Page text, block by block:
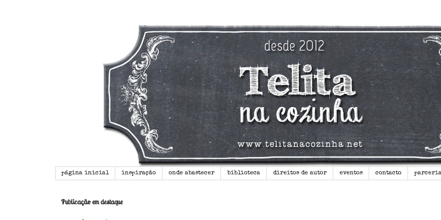
página inicial inspiração onde abastecer biblioteca direitos de autor eventos contacto
Publicação em destaque